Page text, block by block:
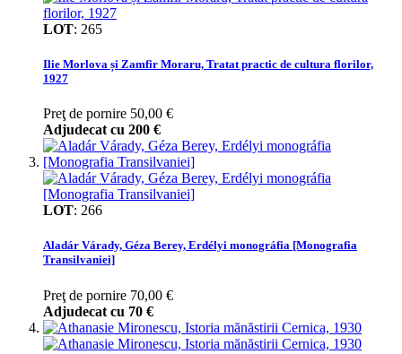
LOT: 265
Ilie Morlova și Zamfir Moraru, Tratat practic de cultura florilor,
1927
Preţ de pornire 50,00 €
Adjudecat cu 200 €
LOT: 266
Aladár Várady, Géza Berey, Erdélyi monográfia [Monografia
Transilvaniei]
Preţ de pornire 70,00 €
Adjudecat cu 70 €